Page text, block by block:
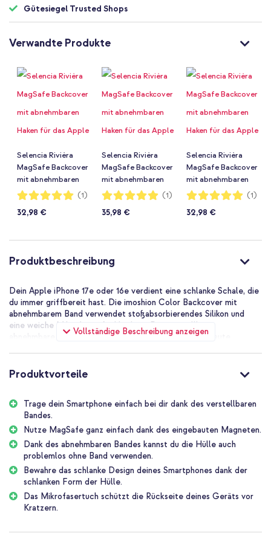
Gütesiegel Trusted Shops
Verwandte Produkte
Selencia Rivièra
MagSafe Backcover
mit abnehmbaren
Haken für das Apple
Powder Blue + Lova
Burgundy
Bewertung:
100%
(1)
32,98 €
Selencia Rivièra
MagSafe Backcover
mit abnehmbaren
Haken für das Apple
Powder Blue + Bold
Gold
Bewertung:
100%
(1)
35,98 €
Selencia Rivièra
MagSafe Backcover
mit abnehmbaren
Haken für das Apple
Powder Blue + Bold
Gold
Bewertung:
100%
(1)
32,98 €
Produktbeschreibung
Vollständige Beschreibung anzeigen
Dein Apple iPhone 17e oder 16e verdient eine schlanke Schale, die
du immer griffbereit hast. Die imoshion Color Backcover mit
abnehmbarem Band verwendet stoßabsorbierendes Silikon und
eine weiche Mikrofaser-Auskleidung. Das verstellbare,
abnehmbare Band bietet Tragefreiheit und der eingebaute
Die Vorteile des imoshion Color
Backcover mit abnehmbarem Band
mit MagSafe:
Dank des verstellbaren Bands kannst du dein Handy leicht bei
dir tragen
Dank des eingebauten Magneten kannst du MagSafe-Zubehör
mühelos verwenden
Entferne das Band schnell, wenn du die Hülle ohne Band
Schlankes Design bewahrt das elegante Aussehen deines
Produktvorteile
Trage dein Smartphone einfach bei dir dank des verstellbaren
Bandes.
Nutze MagSafe ganz einfach dank des eingebauten Magneten.
Dank des abnehmbaren Bandes kannst du die Hülle auch
problemlos ohne Band verwenden.
Bewahre das schlanke Design deines Smartphones dank der
schlanken Form der Hülle.
Das Mikrofasertuch schützt die Rückseite deines Geräts vor
Kratzern.